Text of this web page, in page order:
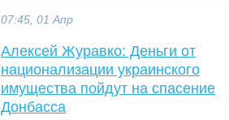
07:45, 01 Апр
Алексей Журавко: Деньги от
национализации украинского
имущества пойдут на спасение
Донбасса